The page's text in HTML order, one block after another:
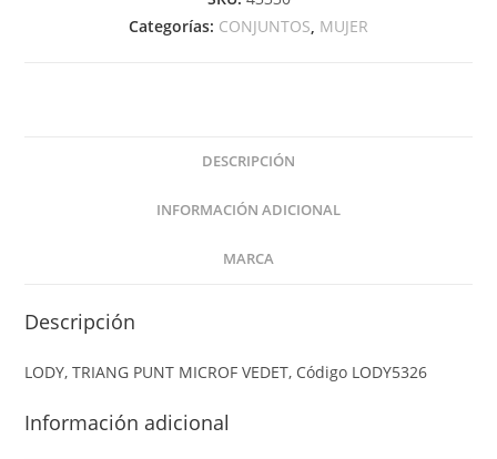
Categorías: CONJUNTOS, MUJER
DESCRIPCIÓN
INFORMACIÓN ADICIONAL
MARCA
Descripción
LODY, TRIANG PUNT MICROF VEDET, Código LODY5326
Información adicional